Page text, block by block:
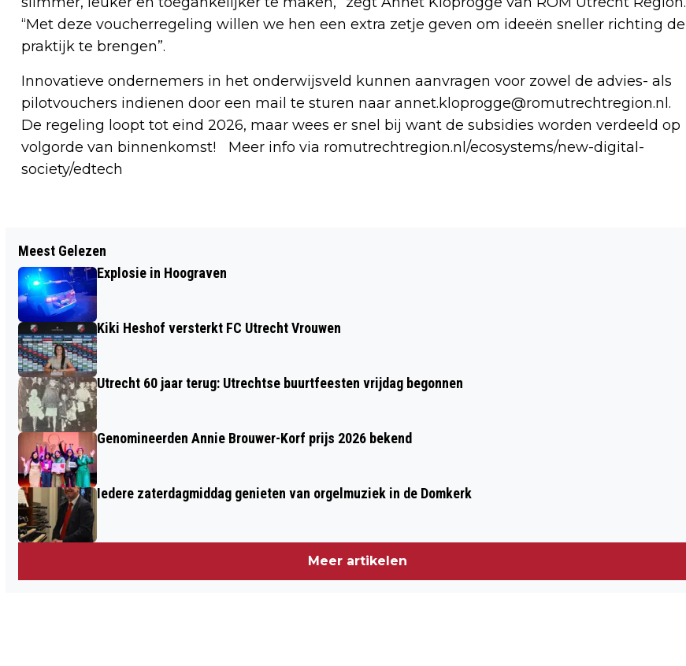
“Met deze voucherregeling willen we hen een extra zetje geven om ideeën sneller richting de
praktijk te brengen”.
Innovatieve ondernemers in het onderwijsveld kunnen aanvragen voor zowel de advies- als
pilotvouchers indienen door een mail te sturen naar annet.kloprogge@romutrechtregion.nl .
De regeling loopt tot eind 2026, maar wees er snel bij want de subsidies worden verdeeld op
volgorde van binnenkomst! Meer info via romutrechtregion.nl/ecosystems/new-digital-
society/edtech
UTRECHT 60 JAAR TERUG: KELNER VAN
GREVENBROEK GAAT MET PENSIOEN
Meest Gelezen
Explosie in Hoograven
Kiki Heshof versterkt FC Utrecht Vrouwen
Utrecht 60 jaar terug: Utrechtse buurtfeesten vrijdag begonnen
Genomineerden Annie Brouwer-Korf prijs 2026 bekend
Iedere zaterdagmiddag genieten van orgelmuziek in de Domkerk
Meer artikelen